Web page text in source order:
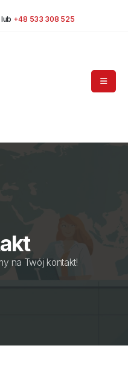
lub +48 533 308 525
na Twój kontakt!